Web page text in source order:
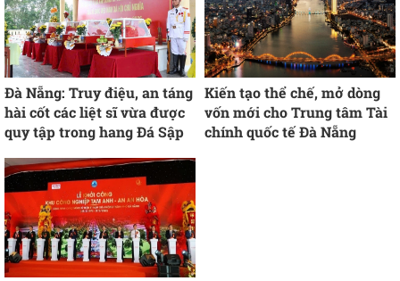
Đà Nẵng: Truy điệu, an táng
hài cốt các liệt sĩ vừa được
quy tập trong hang Đá Sập
Kiến tạo thể chế, mở dòng
vốn mới cho Trung tâm Tài
chính quốc tế Đà Nẵng